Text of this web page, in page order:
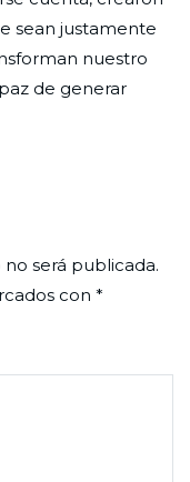
sean justamente
nuestro
de generar
será publicada.
con *